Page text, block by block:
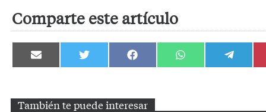
Comparte este artículo
Compartir
en
Compartir
en
Compartir
en
Compartir
en
Compartir
en
También te puede interesar